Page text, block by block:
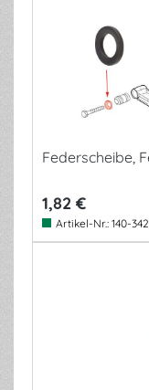
Federscheibe,
1,82 €
Artikel-Nr.: 140-